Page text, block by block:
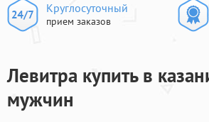
Круглосуточный
прием заказов
Левитра купить в
мужчин